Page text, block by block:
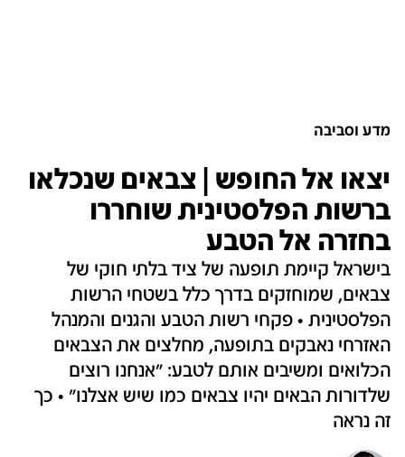
מדע וסביבה
יצאו אל החופש | צבאים שנכלאו
ברשות הפלסטינית שוחררו
בחזרה אל הטבע
בישראל קיימת תופעה של ציד בלתי חוקי של
צבאים, שמוחזקים בדרך כלל בשטחי הרשות
הפלסטינית • פקחי רשות הטבע והגנים והמנהל
האזרחי נאבקים בתופעה, מחלצים את הצבאים
הכלואים ומשיבים אותם לטבע: "אנחנו רוצים
שלדורות הבאים יהיו צבאים כמו שיש אצלנו" • כך
זה נראה